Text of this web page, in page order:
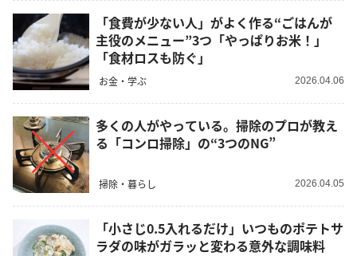
「食費が少ない人」がよく作る“ごはんが
主役のメニュー”3つ「やっぱりお米！」
「食材ロスも防ぐ」
お金・学ぶ 2026.04.06
多くの人がやっている。掃除のプロが教え
る「コンロ掃除」の“3つのNG”
掃除・暮らし 2026.04.05
「小さじ0.5入れるだけ」いつものポテトサ
ラダの味がガラッと変わる意外な調味料